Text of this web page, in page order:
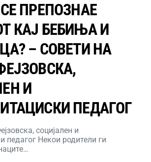
ПРЕПОЗНАЕ
КАЈ БЕБИЊА И
– СОВЕТИ НА
И
ПЕДАГОГ
социјален и
педагог Некои родители ги